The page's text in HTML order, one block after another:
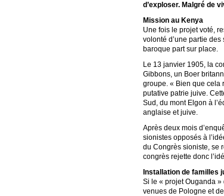
d’exploser. Malgré de
Mission au Kenya
Une fois le projet voté,
volonté d’une partie
baroque part sur place.
Le 13 janvier 1905, la
Gibbons, un Boer
groupe. « Bien que cela
putative patrie juive.
Sud, du mont Elgon à
anglaise et juive.
Après deux mois
sionistes opposés à
du Congrès sioniste, se
congrès rejette donc
Installation de familles
Si le « projet Ouganda
venues de Pologne et